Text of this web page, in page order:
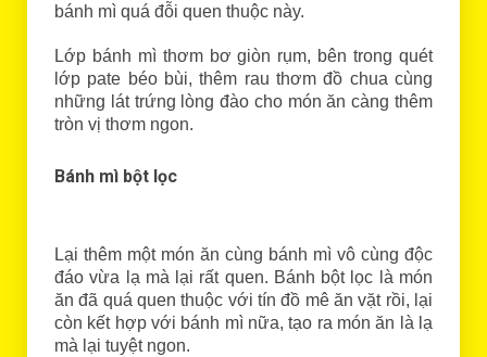
bánh mì quá đỗi quen thuộc này.
Lớp bánh mì thơm bơ giòn rụm, bên trong quét
lớp pate béo bùi, thêm rau thơm đồ chua cùng
những lát trứng lòng đào cho món ăn càng thêm
tròn vị thơm ngon.
Bánh mì bột lọc
Lại thêm một món ăn cùng bánh mì vô cùng độc
đáo vừa lạ mà lại rất quen. Bánh bột lọc là món
ăn đã quá quen thuộc với tín đồ mê ăn vặt rồi, lại
còn kết hợp với bánh mì nữa, tạo ra món ăn là lạ
mà lại tuyệt ngon.